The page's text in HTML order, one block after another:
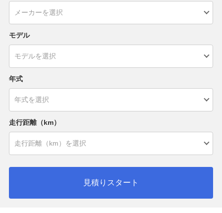
モデル
年式
走行距離（km）
見積りスタート